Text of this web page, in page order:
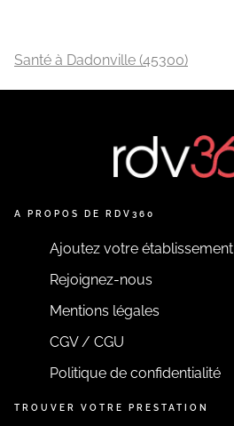
Santé à Dadonville (45300)
A PROPOS DE RDV360
Ajoutez votre établissement
Rejoignez-nous
Mentions légales
CGV / CGU
Politique de confidentialité
TROUVER VOTRE PRESTATION